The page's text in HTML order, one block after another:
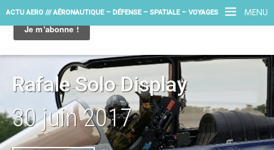
MENU
ACTU AERO /// AÉRONAUTIQUE – DÉFENSE – SPATIALE – VOYAGES
Rafale Solo Display
30 juin 2017